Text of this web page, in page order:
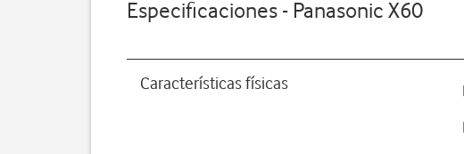
Especificaciones - Panasonic X60
Características físicas